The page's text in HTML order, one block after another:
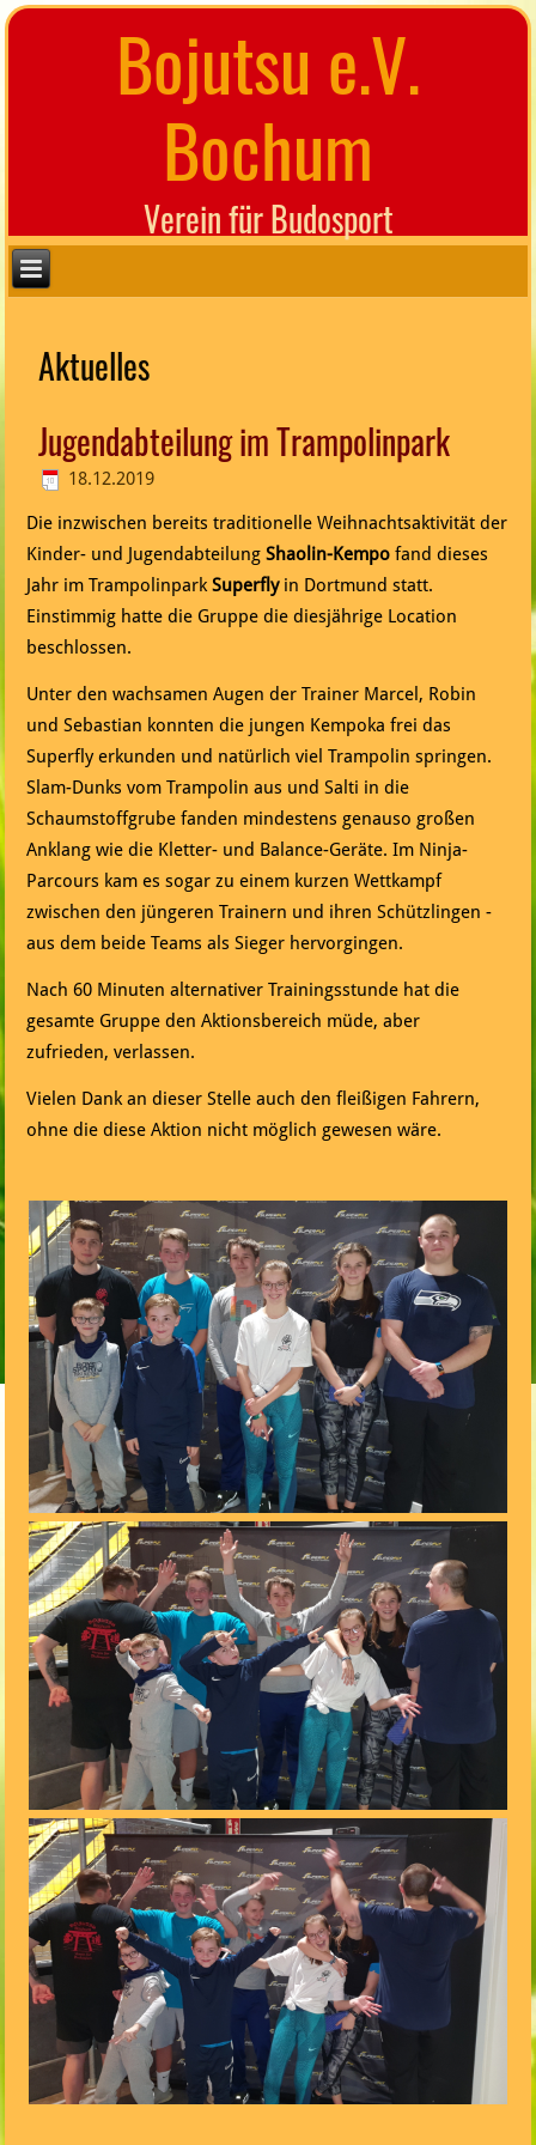
Bojutsu e.V.
Bochum
Verein für Budosport
Aktuelles
Jugendabteilung im Trampolinpark
18.12.2019
Die inzwischen bereits traditionelle Weihnachtsaktivität der
Kinder- und JugendabteilungShaolin-Kempo fand dieses
Jahr im TrampolinparkSuperflyin Dortmund statt.
Einstimmig hatte die Gruppe die diesjährige Location
beschlossen.
Unter den wachsamen Augen der Trainer Marcel, Robin
und Sebastian konnten die jungen Kempoka frei das
Superfly erkunden und natürlich viel Trampolin springen.
Slam-Dunks vom Trampolin aus und Salti in die
Schaumstoffgrube fanden mindestens genauso großen
Anklang wie die Kletter- und Balance-Geräte. Im Ninja-
Parcours kam es sogar zu einem kurzen Wettkampf
zwischen den jüngeren Trainern und ihren Schützlingen -
aus dem beide Teams als Sieger hervorgingen.
Nach 60 Minuten alternativer Trainingsstunde hat die
gesamte Gruppe den Aktionsbereich müde, aber
zufrieden, verlassen.
Vielen Dank an dieser Stelle auch den fleißigen Fahrern,
ohne die diese Aktion nicht möglich gewesen wäre.